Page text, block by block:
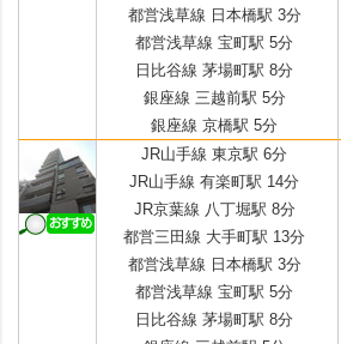
都営浅草線 日本橋駅 3分
都営浅草線 宝町駅 5分
日比谷線 茅場町駅 8分
銀座線 三越前駅 5分
銀座線 京橋駅 5分
JR山手線 東京駅 6分
JR山手線 有楽町駅 14分
JR京葉線 八丁堀駅 8分
都営三田線 大手町駅 13分
都営浅草線 日本橋駅 3分
都営浅草線 宝町駅 5分
日比谷線 茅場町駅 8分